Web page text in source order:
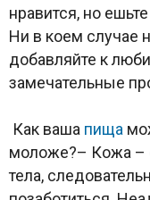
нравится, но
Ни в коем случае
добавляйте к
замечательные
Как ваша пища
моложе?– Кожа –
тела,